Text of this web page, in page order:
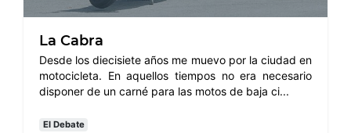
La Cabra
Desde los diecisiete años me muevo por la ciudad en
motocicleta. En aquellos tiempos no era necesario
disponer de un carné para las motos de baja ci...
El Debate